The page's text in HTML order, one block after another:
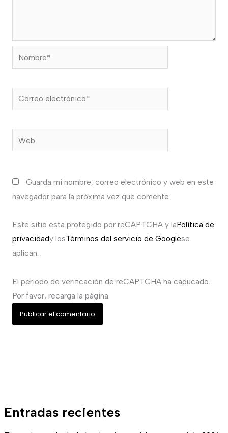
Entradas recientes
Nombre*
Correo
electrónico*
Web
Guarda mi nombre, correo electrónico y web en este
navegador para la próxima vez que comente.
Este sitio esta protegido por reCAPTCHA y laPolítica de
privacidady losTérminos del servicio de Googlese
aplican.
El periodo de verificación de reCAPTCHA ha caducado.
Por favor, recarga la página.